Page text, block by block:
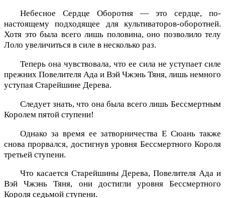
Небесное Сердце Оборотня — это сердце, по-
настоящему подходящее для культиваторов-оборотней.
Хотя это была всего лишь половина, оно позволило телу
Лоло увеличиться в силе в несколько раз.
Теперь она чувствовала, что ее сила не уступает силе
прежних Повелителя Ада и Вэй Чжэнь Тяня, лишь немного
уступая Старейшине Дерева.
Следует знать, что она была всего лишь Бессмертным
Королем пятой ступени!
Однако за время ее затворничества Е Сюань также
снова прорвался, достигнув уровня Бессмертного Короля
третьей ступени.
Что касается Старейшины Дерева, Повелителя Ада и
Вэй Чжэнь Тяня, они достигли уровня Бессмертного
Короля седьмой ступени.